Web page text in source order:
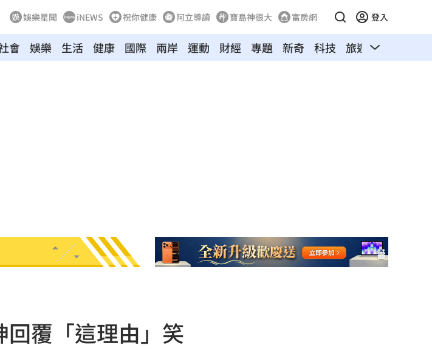
娛樂星聞 iNEWS 祝你健康 阿立導讀 寶島神很大 富房網 登入
會 娛樂 生活 健康 國際 兩岸 運動 財經 專題 新奇 科技 旅遊 汽車
覆「這理由」笑